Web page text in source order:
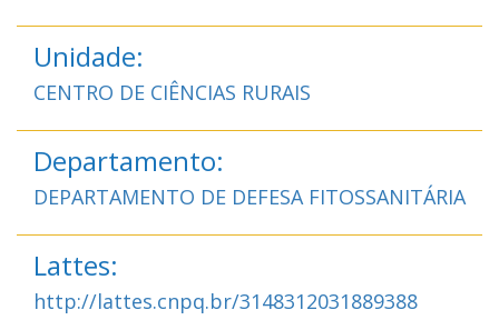
Unidade:
CENTRO DE CIÊNCIAS RURAIS
Departamento:
DEPARTAMENTO DE DEFESA FITOSSANITÁRIA
Lattes:
http://lattes.cnpq.br/3148312031889388